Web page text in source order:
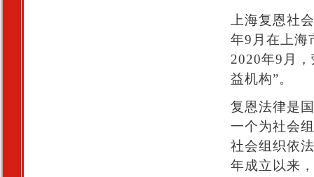
上海复恩社
年9月在上海
2020年9月
益机构”。
复恩法律是
一个为社会
社会组织依
年成立以来